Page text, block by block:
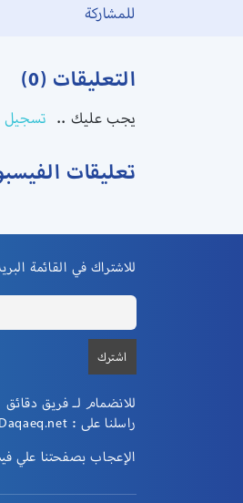
للمشاركة
التعليقات (0)
يجب عليك .. تسجيل
تعليقات
للاشتراك في القائمة
للانضمام لـ فريق دقائق
راسلنا على :
الإعجاب بصفحتنا علي